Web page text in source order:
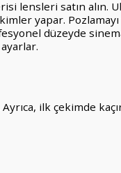
lensleri satın alın.
yapar.
düzeyde
ilk çekimde